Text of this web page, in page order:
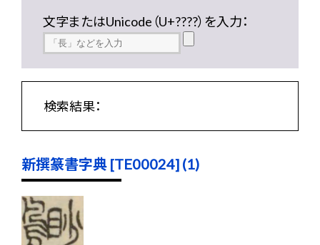
文字またはUnicode（U+????）を入力：
検索結果：
新撰篆書字典 [TE00024] (1)